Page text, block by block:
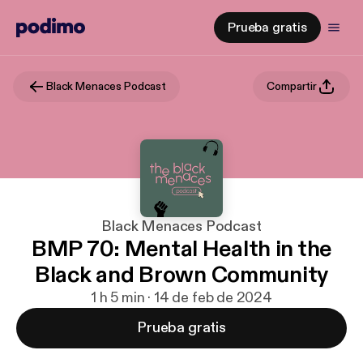
Prueba gratis
Black Menaces Podcast Compartir
Black Menaces Podcast
BMP 70: Mental Health in the
Black and Brown Community
1 h 5 min · 14 de feb de 2024
Prueba gratis